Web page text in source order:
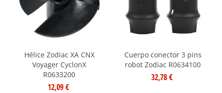
Hélice Zodiac XA CNX
Voyager CyclonX
R0633200
12,09 €
Cuerpo conector 3 pins
robot Zodiac R0634100
32,78 €